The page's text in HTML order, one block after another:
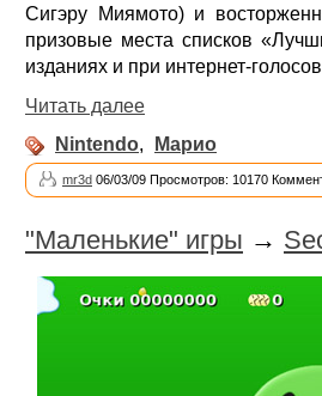
Сигэру Миямото) и
призовые места списков
изданиях и при интернет-
Читать далее
Nintendo, Марио
mr3d 06/03/09 Просмотров: 10170
"Маленькие" игры →